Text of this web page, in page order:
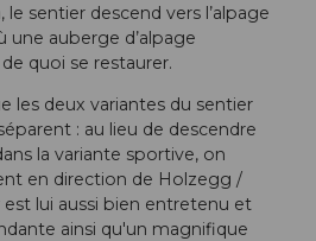
le sentier descend vers l’alpage
auberge d’alpage
quoi se restaurer.
les deux variantes du sentier
: au lieu de descendre
la variante sportive, on
en direction de Holzegg /
lui aussi bien entretenu et
ainsi qu'un magnifique